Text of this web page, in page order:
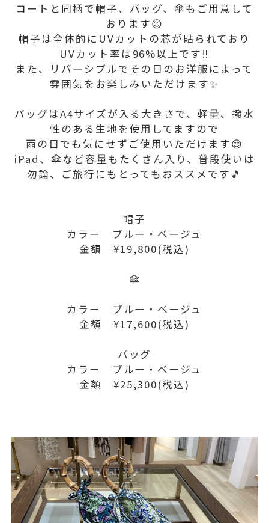
コートと同柄で帽子、バッグ、傘もご用意して
おります😊
帽子は全体的にUVカットの芯が貼られており
UVカット率は96%以上です‼️
また、リバーシブルでその日のお洋服によって
雰囲気をお楽しみいただけます✨
バッグはA4サイズが入る大きさで、軽量、撥水
性のある生地を使用してますので
雨の日でも気にせずご使用いただけます😊
iPad、傘など容量もたくさん入り、普段使いは
勿論、ご旅行にもとってもおススメです🎵
帽子
カラー ブルー・ベージュ
金額 ¥19,800(税込)
傘
カラー ブルー・ベージュ
金額 ¥17,600(税込)
バッグ
カラー ブルー・ベージュ
金額 ¥25,300(税込)